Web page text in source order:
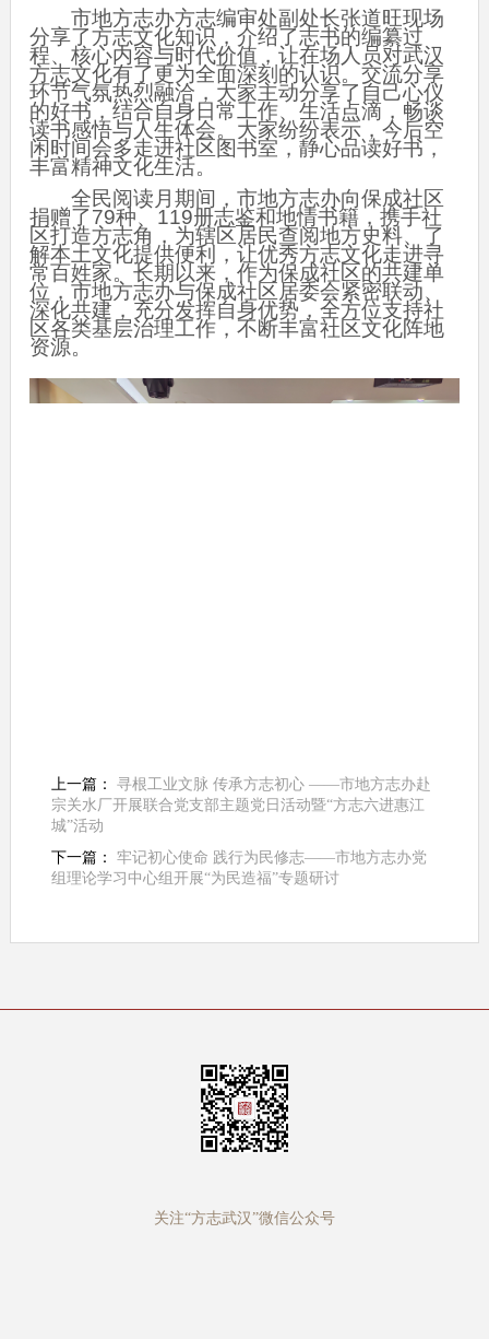
市地方志办方志编审处副处长张道旺现场
分享了方志文化知识，介绍了志书的编纂过
程、核心内容与时代价值，让在场人员对武汉
方志文化有了更为全面深刻的认识。交流分享
环节气氛热烈融洽，大家主动分享了自己心仪
的好书，结合自身日常工作、生活点滴，畅谈
读书感悟与人生体会。大家纷纷表示，今后空
闲时间会多走进社区图书室，静心品读好书，
丰富精神文化生活。
全民阅读月期间，市地方志办向保成社区
捐赠了79种、119册志鉴和地情书籍，携手社
区打造方志角，为辖区居民查阅地方史料、了
解本土文化提供便利，让优秀方志文化走进寻
常百姓家。长期以来，作为保成社区的共建单
位，市地方志办与保成社区居委会紧密联动、
深化共建，充分发挥自身优势，全方位支持社
区各类基层治理工作，不断丰富社区文化阵地
资源。
上一篇： 寻根工业文脉 传承方志初心 ——市地方志办赴
宗关水厂开展联合党支部主题党日活动暨“方志六进惠江
城”活动
下一篇： 牢记初心使命 践行为民修志——市地方志办党
组理论学习中心组开展“为民造福”专题研讨
关注“方志武汉”微信公众号